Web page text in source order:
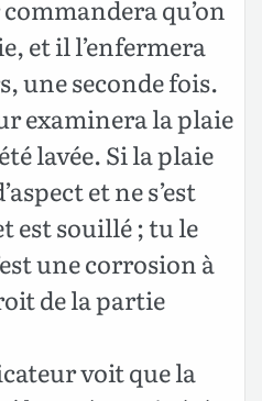
qu’on
et il l’enfermera
une seconde fois.
examinera la plaie
lavée. Si la plaie
et ne s’est
est souillé ; tu le
une corrosion à
de la partie
voit que la